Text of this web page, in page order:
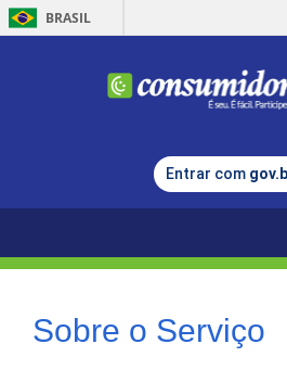
BRASIL
Entrar com
Sobre o Serviço